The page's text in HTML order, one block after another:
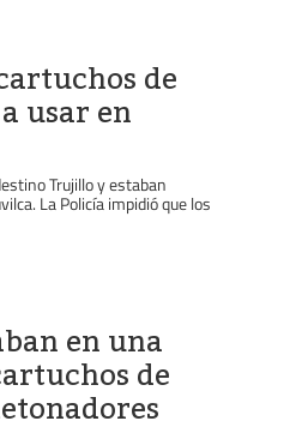
de
usar en
Trujillo y estaban
La Policía impidió que los
en una
de